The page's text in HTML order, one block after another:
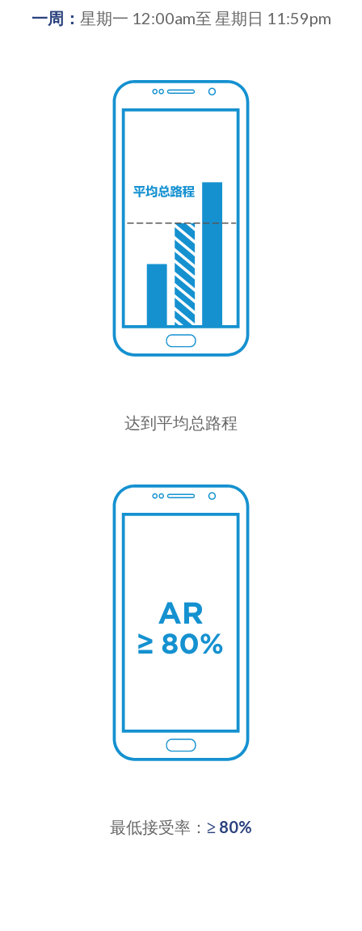
一周： 星期一 12:00am至 星期日 11:59pm
达到平均总路程
最低接受率： ≥ 80%